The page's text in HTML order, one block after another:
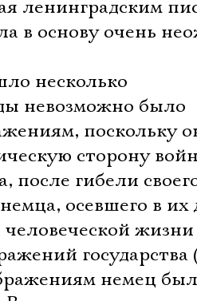
ленинградским
в основу очень
несколько
невозможно было
поскольку
сторону
после гибели
осевшего в их
жизни
государства
немец